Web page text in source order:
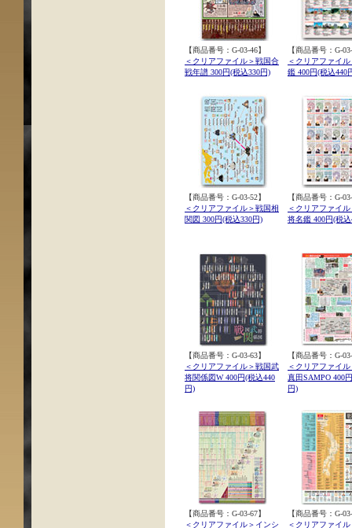
【商品番号：G-03-46】
＜クリアファイル＞戦国合
戦年譜 300円(税込330円)
【商品番号：G-
＜クリアファイ
鑑 400円(税込440
【商品番号：G-03-52】
＜クリアファイル＞戦国相
関図 300円(税込330円)
【商品番号：G-
＜クリアファイ
将名鑑 400円(税込
【商品番号：G-03-63】
＜クリアファイル＞戦国武
将関係図W 400円(税込440
円)
【商品番号：G-
＜クリアファイ
真田SAMPO 400
円)
【商品番号：G-03-67】
＜クリアファイル＞インシ
【商品番号：G-
＜クリアファイ